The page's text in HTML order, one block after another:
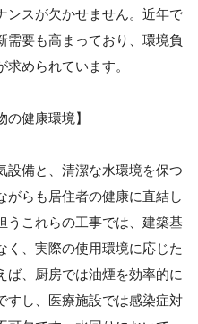
ンスが欠かせません。近年で
需要も高まっており、環境負
められています。
の健康環境】
設備と、清潔な水環境を保つ
がらも居住者の健康に直結し
うこれらの工事では、建築基
く、実際の使用環境に応じた
ば、厨房では油煙を効率的に
すし、医療施設では感染症対